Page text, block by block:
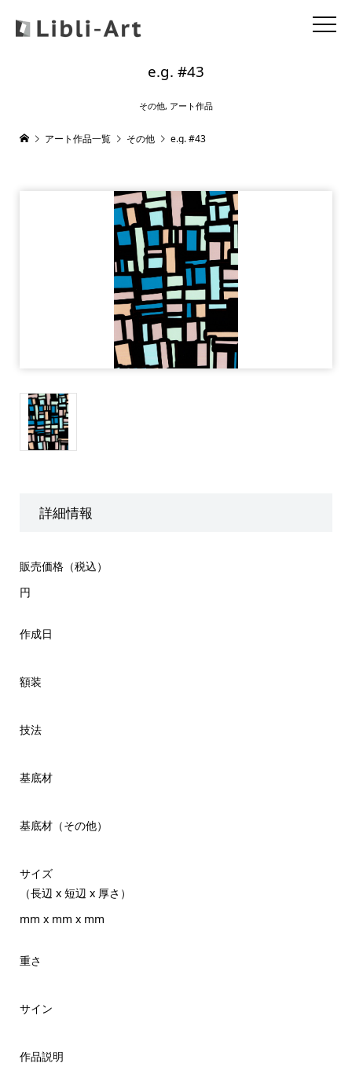
e.g. #43
その他, アート作品
アート作品一覧 その他 e.g. #43
詳細情報
販売価格（税込）
円
作成日
額装
技法
基底材
基底材（その他）
サイズ
（長辺 x 短辺 x 厚さ）
mm x mm x mm
重さ
サイン
作品説明